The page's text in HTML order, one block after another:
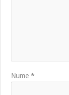
Nume*